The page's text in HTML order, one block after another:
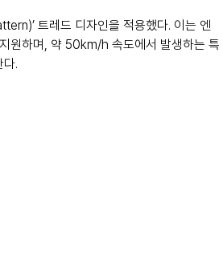
트레드 디자인을 적용했다. 이는 엔
원하며, 약 50km/h 속도에서 발생하는 특
.